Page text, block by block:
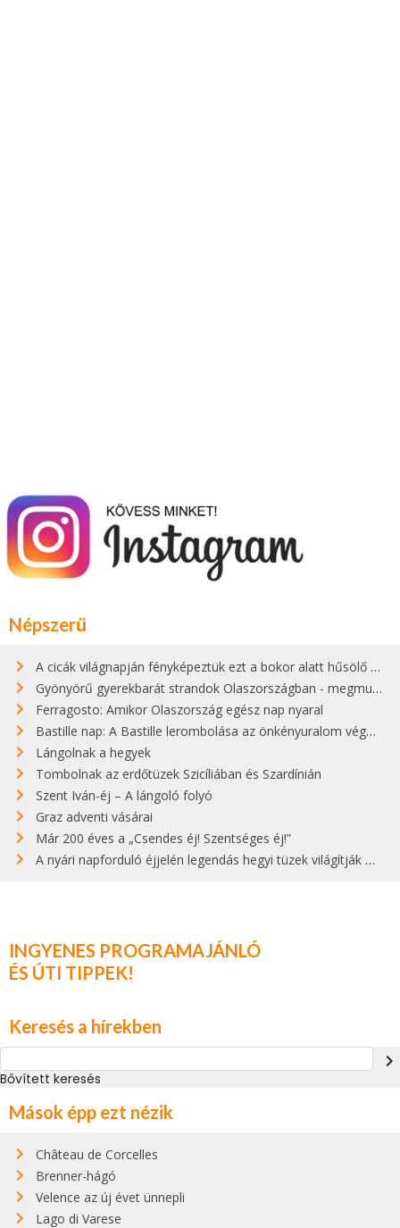
Népszerű
A cicák világnapján fényképeztük ezt a bokor alatt hűsölő cicát Kisorosziban
Gyönyörű gyerekbarát strandok Olaszországban - megmutatjuk a 15 legjobbat
Ferragosto: Amikor Olaszország egész nap nyaral
Bastille nap: A Bastille lerombolása az önkényuralom végét jelentette
Lángolnak a hegyek
Tombolnak az erdőtüzek Szicíliában és Szardínián
Szent Iván-éj – A lángoló folyó
Graz adventi vásárai
Már 200 éves a „Csendes éj! Szentséges éj!”
A nyári napforduló éjjelén legendás hegyi tüzek világítják meg Zugspitzét
INGYENES PROGRAMAJÁNLÓ
ÉS ÚTI TIPPEK!
Keresés a hírekben
navigate_next
Bővített keresés
Mások épp ezt nézik
Château de Corcelles
Brenner-hágó
Velence az új évet ünnepli
Lago di Varese